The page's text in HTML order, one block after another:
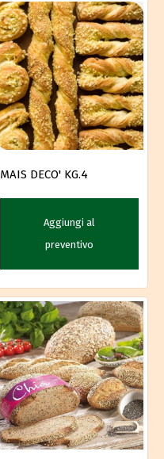
MAIS DECO' KG.4
Aggiungi al
preventivo